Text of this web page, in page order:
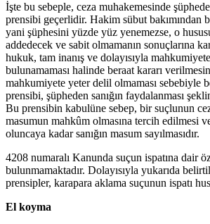
İşte bu sebeple, ceza muhakemesinde
prensibi geçerlidir. Hakim sübut bakımından
yani şüphesini yüzde yüz yenemezse, o
addedecek ve sabit olmamanın sonuçlarına
hukuk, tam inanış ve dolayısıyla
bulunamaması halinde beraat kararı
mahkumiyete yeter delil olmaması sebebiyle
prensibi, şüpheden sanığın faydalanması
Bu prensibin kabulüne sebep, bir suçlunun
masumun mahkûm olmasına tercih edilmesi
oluncaya kadar sanığın masum sayılmasıdır.
4208 numaralı Kanunda suçun ispatına dair
bulunmamaktadır. Dolayısıyla yukarıda
prensipler, karapara aklama suçunun ispatı
El koyma